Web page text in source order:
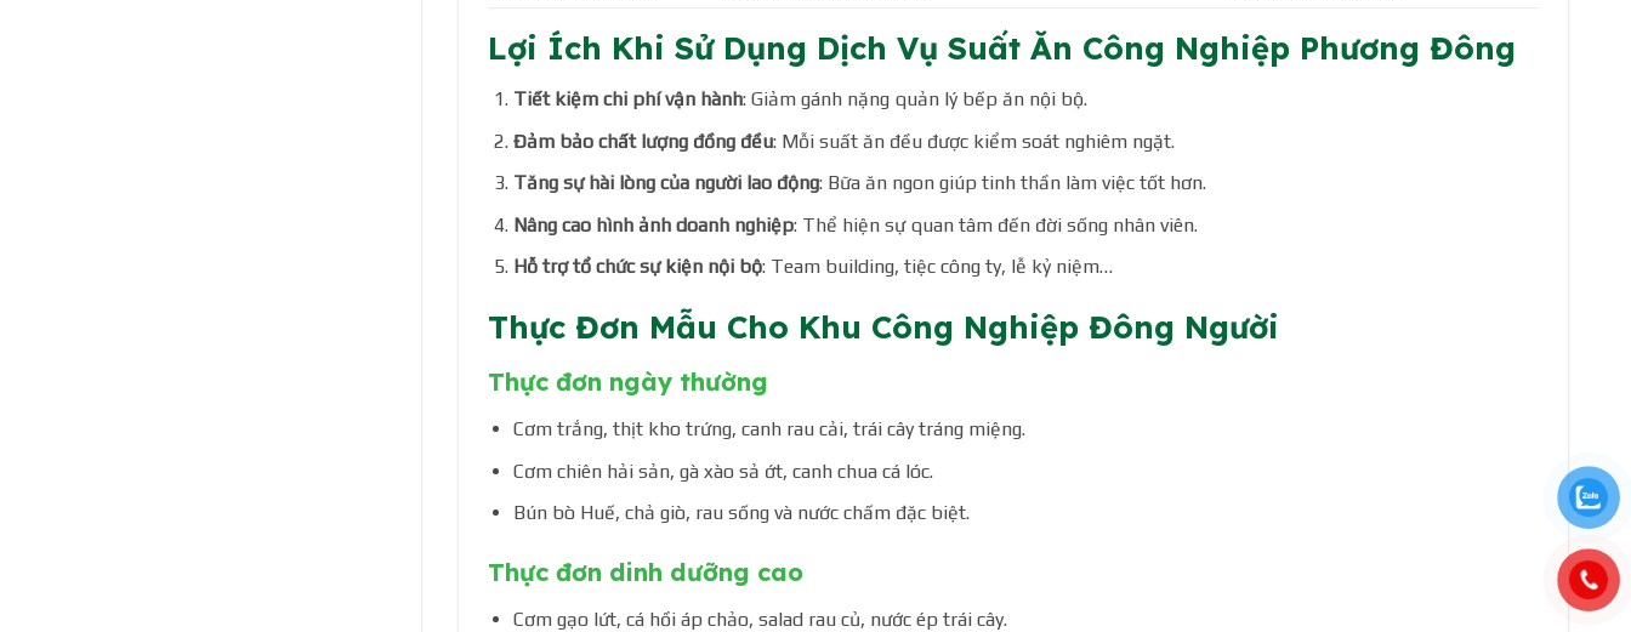
Lợi Ích Khi Sử Dụng Dịch Vụ Suất Ăn Công Nghiệp Phương Đông
Tiết kiệm chi phí vận hành: Giảm gánh nặng quản lý bếp ăn nội bộ.
Đảm bảo chất lượng đồng đều: Mỗi suất ăn đều được kiểm soát nghiêm ngặt.
Tăng sự hài lòng của người lao động: Bữa ăn ngon giúp tinh thần làm việc tốt hơn.
Nâng cao hình ảnh doanh nghiệp: Thể hiện sự quan tâm đến đời sống nhân viên.
Hỗ trợ tổ chức sự kiện nội bộ: Team building, tiệc công ty, lễ kỷ niệm…
Thực Đơn Mẫu Cho Khu Công Nghiệp Đông Người
Thực đơn ngày thường
Cơm trắng, thịt kho trứng, canh rau cải, trái cây tráng miệng.
Cơm chiên hải sản, gà xào sả ớt, canh chua cá lóc.
Bún bò Huế, chả giò, rau sống và nước chấm đặc biệt.
Thực đơn dinh dưỡng cao
Cơm gạo lứt, cá hồi áp chảo, salad rau củ, nước ép trái cây.